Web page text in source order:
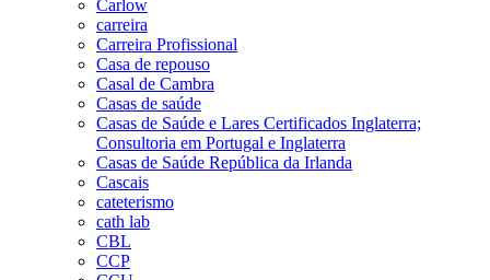
Carlow
carreira
Carreira Profissional
Casa de repouso
Casal de Cambra
Casas de saúde
Casas de Saúde e Lares Certificados Inglaterra;
Consultoria em Portugal e Inglaterra
Casas de Saúde República da Irlanda
Cascais
cateterismo
cath lab
CBL
CCP